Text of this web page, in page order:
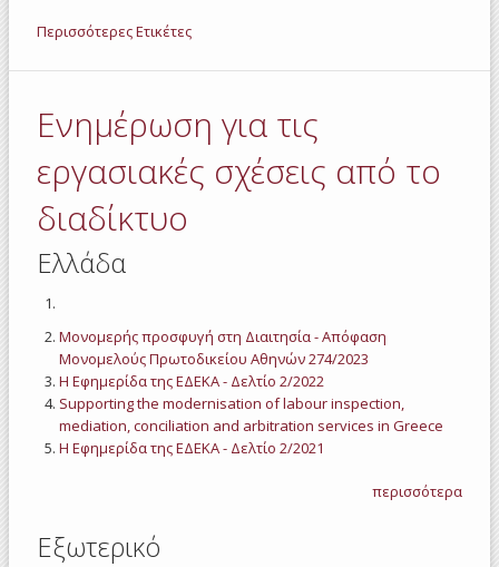
Περισσότερες Ετικέτες
Ενημέρωση για τις
εργασιακές σχέσεις από το
διαδίκτυο
Ελλάδα
Μονομερής προσφυγή στη Διαιτησία - Απόφαση
Μονομελούς Πρωτοδικείου Αθηνών 274/2023
Η Εφημερίδα της ΕΔΕΚΑ - Δελτίο 2/2022
Supporting the modernisation of labour inspection,
mediation, conciliation and arbitration services in Greece
Η Εφημερίδα της ΕΔΕΚΑ - Δελτίο 2/2021
περισσότερα
Εξωτερικό